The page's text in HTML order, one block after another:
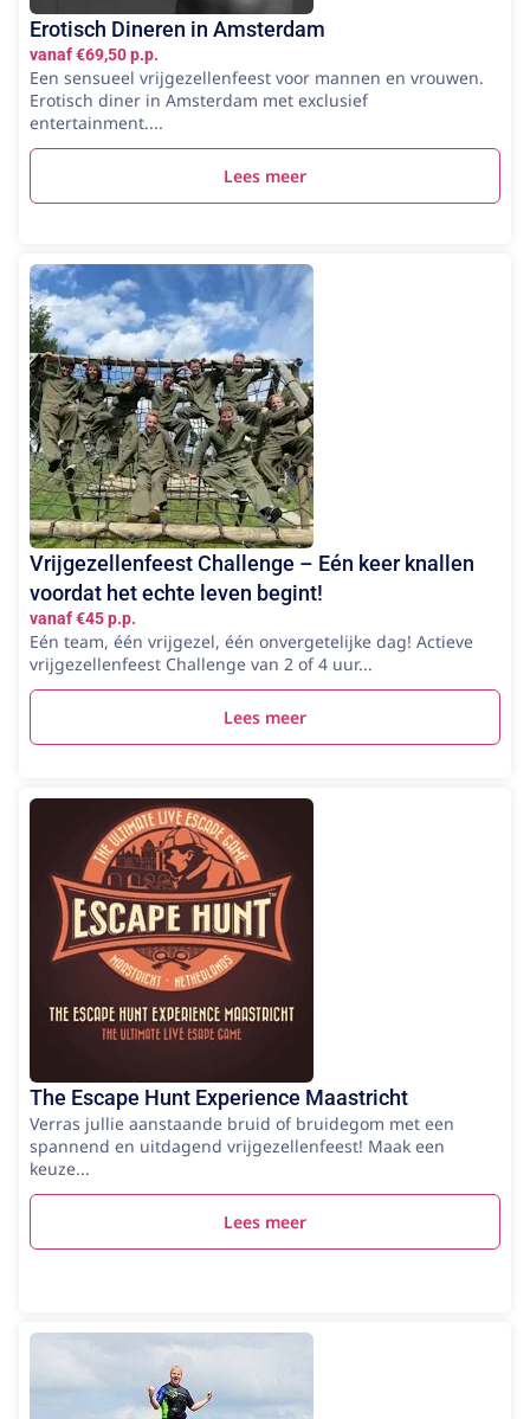
Erotisch Dineren in Amsterdam
vanaf €69,50 p.p.
Een sensueel vrijgezellenfeest voor mannen en vrouwen.
Erotisch diner in Amsterdam met exclusief
entertainment....
Lees meer
Vrijgezellenfeest Challenge – Eén keer knallen
voordat het echte leven begint!
vanaf €45 p.p.
Eén team, één vrijgezel, één onvergetelijke dag! Actieve
vrijgezellenfeest Challenge van 2 of 4 uur...
Lees meer
The Escape Hunt Experience Maastricht
Verras jullie aanstaande bruid of bruidegom met een
spannend en uitdagend vrijgezellenfeest! Maak een
keuze...
Lees meer